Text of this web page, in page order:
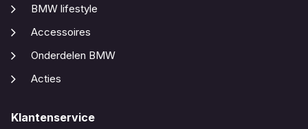
BMW lifestyle
Accessoires
Onderdelen BMW
Acties
Klantenservice